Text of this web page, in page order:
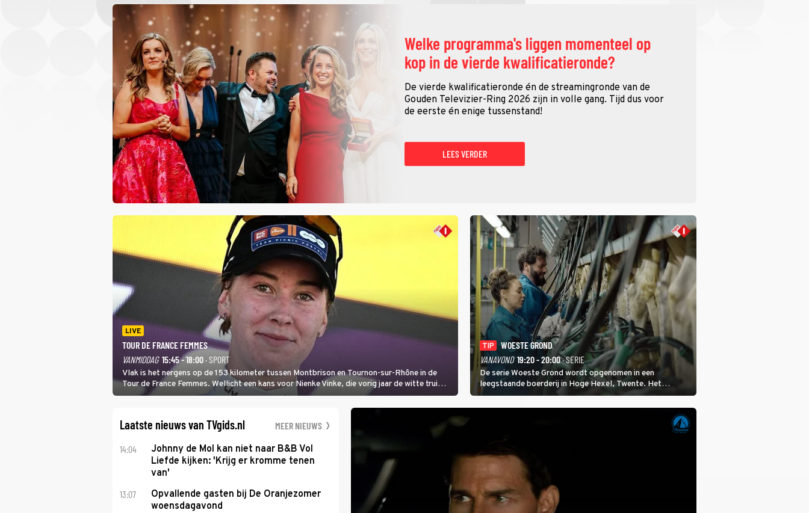
Welke programma's liggen momenteel op
kop in de vierde kwalificatieronde?
De vierde kwalificatieronde én de streamingronde van de
Gouden Televizier-Ring 2026 zijn in volle gang. Tijd dus voor
de eerste én enige tussenstand!
LEES VERDER
LIVE
TOUR DE FRANCE FEMMES
VANMIDDAG 15:45 - 18:00 · SPORT
Vlak is het nergens op de 153 kilometer tussen Montbrison en Tournon-sur-Rhône in de
Tour de France Femmes. Wellicht een kans voor Nienke Vinke, die vorig jaar de witte trui
won.
TIP
WOESTE GROND
VANAVOND 19:20 - 20:00· SERIE
De serie Woeste Grond wordt opgenomen in een
leegstaande boerderij in Hoge Hexel, Twente. Het
melkveebedrijf met 160 koeien moest sluiten, omdat het
dicht bij een Natura 2000-gebied ligt. In de serie heerst er
Laatste nieuws van TVgids.nl MEER NIEUWS
14:04
Johnny de Mol kan niet naar B&B Vol
Liefde kijken: 'Krijg er kromme tenen
van'
13:07
Opvallende gasten bij De Oranjezomer
woensdagavond